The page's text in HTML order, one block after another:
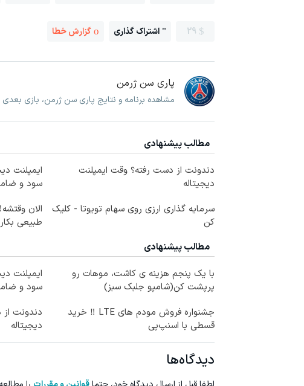
29 اشتراک گذاری گزارش خطا
پاری سن ژرمن
مشاهده برنامه و نتایج پاری سن ژرمن، بازی
مطالب پیشنهادی
دندونت از دست رفته؟ وقت ایمپلنت
دیجیتاله
سود و
سرمایه گذاری ارزی روی سهام تویوتا - کلیک
کن
الان
طبیعی
مطالب پیشنهادی
با یک پنجم هزینه ی کاشت، موهات رو
پرپشت کن(شامپو جلبک سبز)
سود و
جشنواره فروش مودم های LTE ‼️ خرید
قسطی با اسنپ‌پی
دندونت
دیجیتاله
دیدگاه‌ها